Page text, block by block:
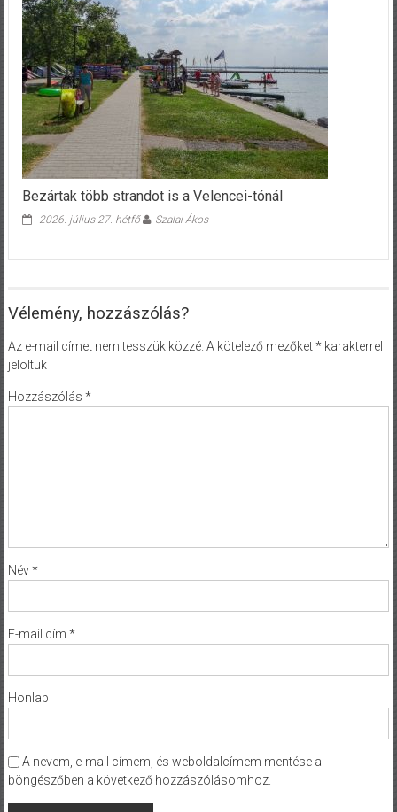
Bezártak több strandot is a Velencei-tónál
2026. július 27. hétfő Szalai Ákos
Vélemény, hozzászólás?
Az e-mail címet nem tesszük közzé. A kötelező mezőket*karakterrel
jelöltük
Hozzászólás *
Név*
E-mail cím *
Honlap
A nevem, e-mail címem, és weboldalcímem mentése a
böngészőben a következő hozzászólásomhoz.